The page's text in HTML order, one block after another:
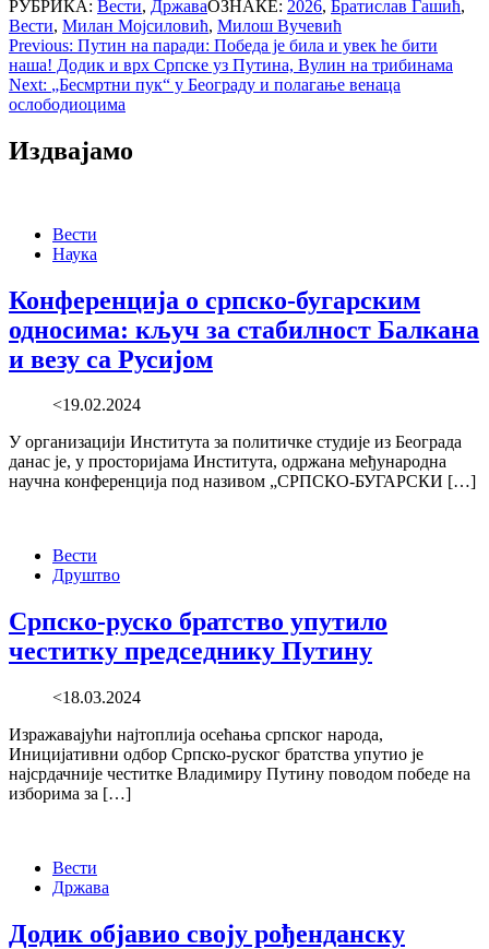
РУБРИКА: Вести, ДржаваОЗНАКЕ: 2026, Братислав Гашић,
Вести, Милан Мојсиловић, Милош Вучевић
Post
navigation
Previous: Путин на паради: Победа је била и увек ће бити
наша! Додик и врх Српске уз Путина, Вулин на трибинама
Next: „Бесмртни пук“ у Београду и полагање венаца
ослободиоцима
Издвајамо
Вести
Наука
Конференција о српско-бугарским
односима: кључ за стабилност Балкана
и везу са Русијом
<19.02.2024
У организацији Института за политичке студије из Београда
данас је, у просторијама Института, одржана међународна
научна конференција под називом „СРПСКО-БУГАРСКИ […]
Вести
Друштво
Српско-руско братство упутило
честитку председнику Путину
<18.03.2024
Изражавајући најтоплија осећања српског народа,
Иницијативни одбор Српско-руског братства упутио је
најсрдачније честитке Владимиру Путину поводом победе на
изборима за […]
Вести
Држава
Додик објавио своју рођенданску